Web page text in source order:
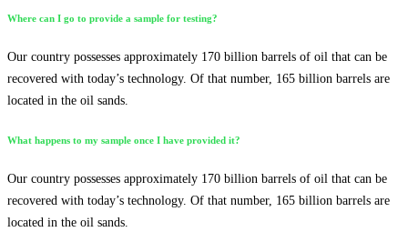
Where can I go to provide a sample for testing?
Our country possesses approximately 170 billion barrels of oil that can be
recovered with today’s technology. Of that number, 165 billion barrels are
located in the oil sands.
What happens to my sample once I have provided it?
Our country possesses approximately 170 billion barrels of oil that can be
recovered with today’s technology. Of that number, 165 billion barrels are
located in the oil sands.